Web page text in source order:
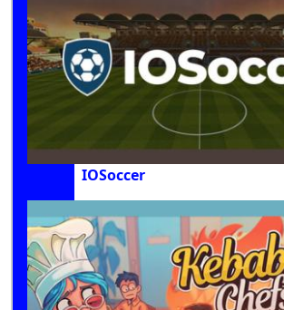
IOSoccer